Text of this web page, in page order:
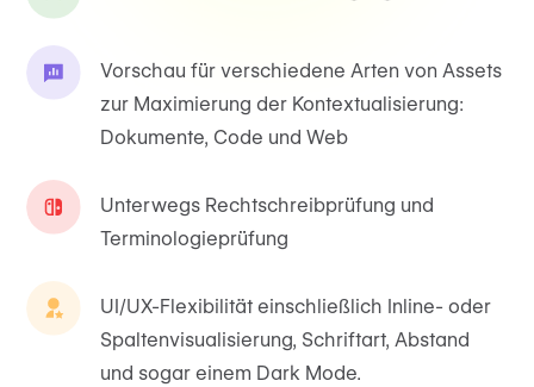
Vorschau für verschiedene Arten von Assets
zur Maximierung der Kontextualisierung:
Dokumente, Code und Web
Unterwegs Rechtschreibprüfung und
Terminologieprüfung
UI/UX-Flexibilität einschließlich Inline- oder
Spaltenvisualisierung, Schriftart, Abstand
und sogar einem Dark Mode.